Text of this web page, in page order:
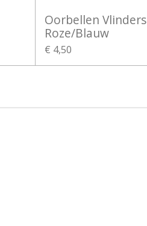
Oorbellen Vlinders
Roze/Blauw
€ 4,50